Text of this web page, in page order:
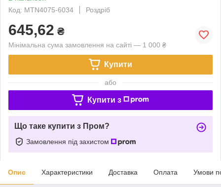
Код: MTN4075-6034
Роздріб
645,62 ₴
Мінімальна сума замовлення на сайті — 1 000 ₴
Купити
або
Купити з
Що таке купити з Пром?
Замовлення під захистом
Опис Характеристики Доставка Оплата Умови